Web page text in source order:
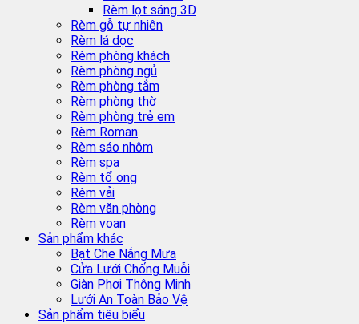
Rèm lọt sáng 3D
Rèm gỗ tự nhiên
Rèm lá dọc
Rèm phòng khách
Rèm phòng ngủ
Rèm phòng tắm
Rèm phòng thờ
Rèm phòng trẻ em
Rèm Roman
Rèm sáo nhôm
Rèm spa
Rèm tổ ong
Rèm vải
Rèm văn phòng
Rèm voan
Sản phẩm khác
Bạt Che Nắng Mưa
Cửa Lưới Chống Muỗi
Giàn Phơi Thông Minh
Lưới An Toàn Bảo Vệ
Sản phẩm tiêu biểu